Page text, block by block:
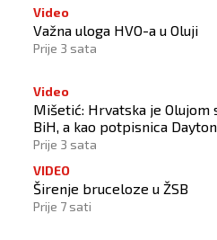
Video
Važna uloga HVO-a u Oluji
Prije 3 sata
Video
Mišetić: Hrvatska je Olujom
BiH, a kao potpisnica
puno pravo štititi hrvatski
Prije 3 sata
VIDEO
Širenje bruceloze u ŽSB
Prije 7 sati